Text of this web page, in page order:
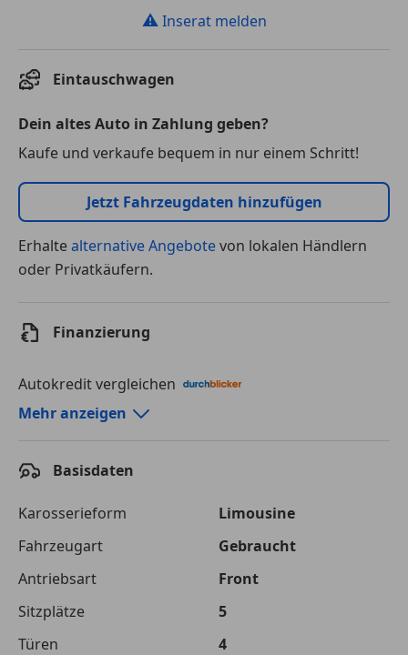
⚠ Inserat melden
Eintauschwagen
Dein altes Auto in Zahlung geben?
Kaufe und verkaufe bequem in nur einem Schritt!
Jetzt Fahrzeugdaten hinzufügen
Erhaltealternative Angebotevon lokalen Händlern
oder Privatkäufern.
Finanzierung
Autokredit vergleichen
Autokredit-Rechner von durchblicker.at
Laufzeit
120 Monate
Kreditbetrag
€ 36 500,-
Zu zahlender
Gesamtbetrag
€ 51 421,-
Mehr anzeigen
Basisdaten
Karosserieform
Limousine
Fahrzeugart
Gebraucht
Antriebsart
Front
Sitzplätze
5
Türen
4